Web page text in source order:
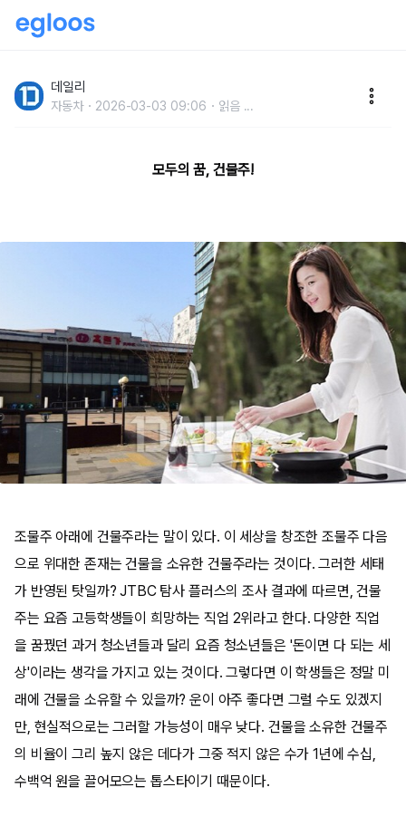
데일리
자동차 2026-03-03 09:06 읽음 ...
모두의 꿈, 건물주!
조물주 아래에 건물주라는 말이 있다. 이 세상을 창조한 조물주 다음
으로 위대한 존재는 건물을 소유한 건물주라는 것이다. 그러한 세태
가 반영된 탓일까? JTBC 탐사 플러스의 조사 결과에 따르면, 건물
주는 요즘 고등학생들이 희망하는 직업 2위라고 한다. 다양한 직업
을 꿈꿨던 과거 청소년들과 달리 요즘 청소년들은 '돈이면 다 되는 세
상'이라는 생각을 가지고 있는 것이다. 그렇다면 이 학생들은 정말 미
래에 건물을 소유할 수 있을까? 운이 아주 좋다면 그럴 수도 있겠지
만, 현실적으로는 그러할 가능성이 매우 낮다. 건물을 소유한 건물주
의 비율이 그리 높지 않은 데다가 그중 적지 않은 수가 1년에 수십,
수백억 원을 끌어모으는 톱스타이기 때문이다.